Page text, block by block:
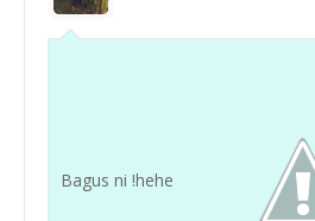
Bagus ni !hehe